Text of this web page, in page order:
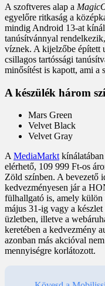
A szoftveres alap a
egyelőre ritkaság a
mindig Android 13-at
tanúsítvánnyal
víznek. A kijelzőbe épített
csillagos tartóssági
minősítést is kapott, ami a
A készülék három
Mars Green
Velvet Black
Velvet Gray
A MediaMarkt kínálatában
elérhető, 109 999 Ft-os
Zöld színben. A bevezető
kedvezményesen jár a
fülhallgató is, amely
május 31-ig vagy a
üzletben, illetve a
keretében a kedvezmény
azonban más akcióval
mennyiségre korlátozott.